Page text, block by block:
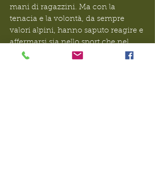
mani di ragazzini. Ma con la
tenacia e la volontà, da sempre
valori alpini, hanno saputo reagire e
affermarsi sia nello sport che nel
sociale.